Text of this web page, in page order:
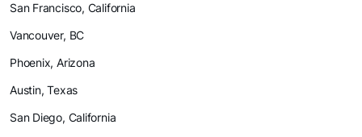
San Francisco, California
Vancouver, BC
Phoenix, Arizona
Austin, Texas
San Diego, California